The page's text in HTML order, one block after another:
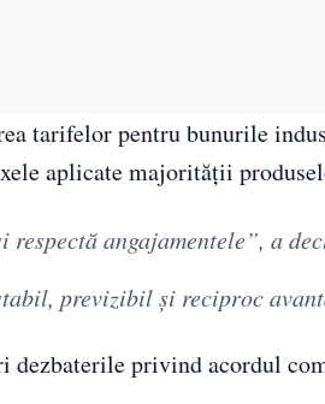
tarifelor pentru bunurile
aplicate majorității
angajamentele”, a
previzibil şi reciproc
dezbaterile privind acordul